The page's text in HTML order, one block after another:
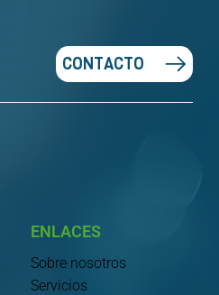
ENLACES
Sobre nosotros
Servicios
CONTACTO